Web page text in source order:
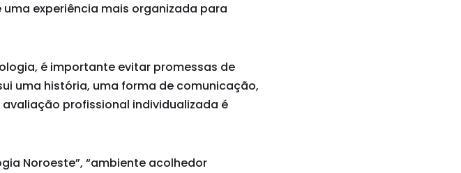
experiência mais organizada para
é importante evitar promessas de
uma história, uma forma de comunicação,
profissional individualizada é
Noroeste”, “ambiente acolhedor